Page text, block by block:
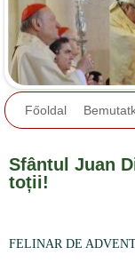
Főoldal
Sfântul Juan
toții!
FELINAR DE